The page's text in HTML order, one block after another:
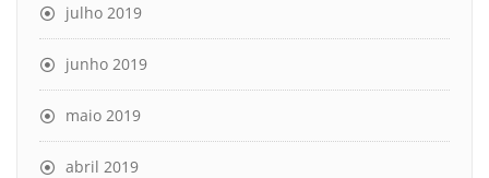
julho 2019
junho 2019
maio 2019
abril 2019